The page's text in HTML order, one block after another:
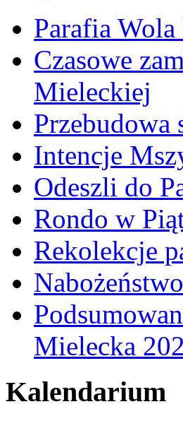
Parafia
Czasowe
Mieleckiej
Intencje
Odeszli do
Rondo w
Rekolekcje
Mielecka
Kalendarium